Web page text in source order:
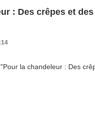
: Des crêpes et des